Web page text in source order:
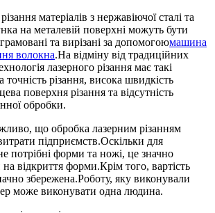
матеріалів з нержавіючої сталі та
на металевій поверхні можуть бути
та вирізані за допомогоюмашина
волокна.На відміну від традиційних
лазерного різання має такі
точність різання, висока швидкість
поверхня різання та відсутність
обробки.
що обробка лазерним різанням
підприємств.Оскільки для
потрібні форми та ножі, це значно
відкриття форми.Крім того, вартість
збережена.Роботу, яку виконували
може виконувати одна людина.